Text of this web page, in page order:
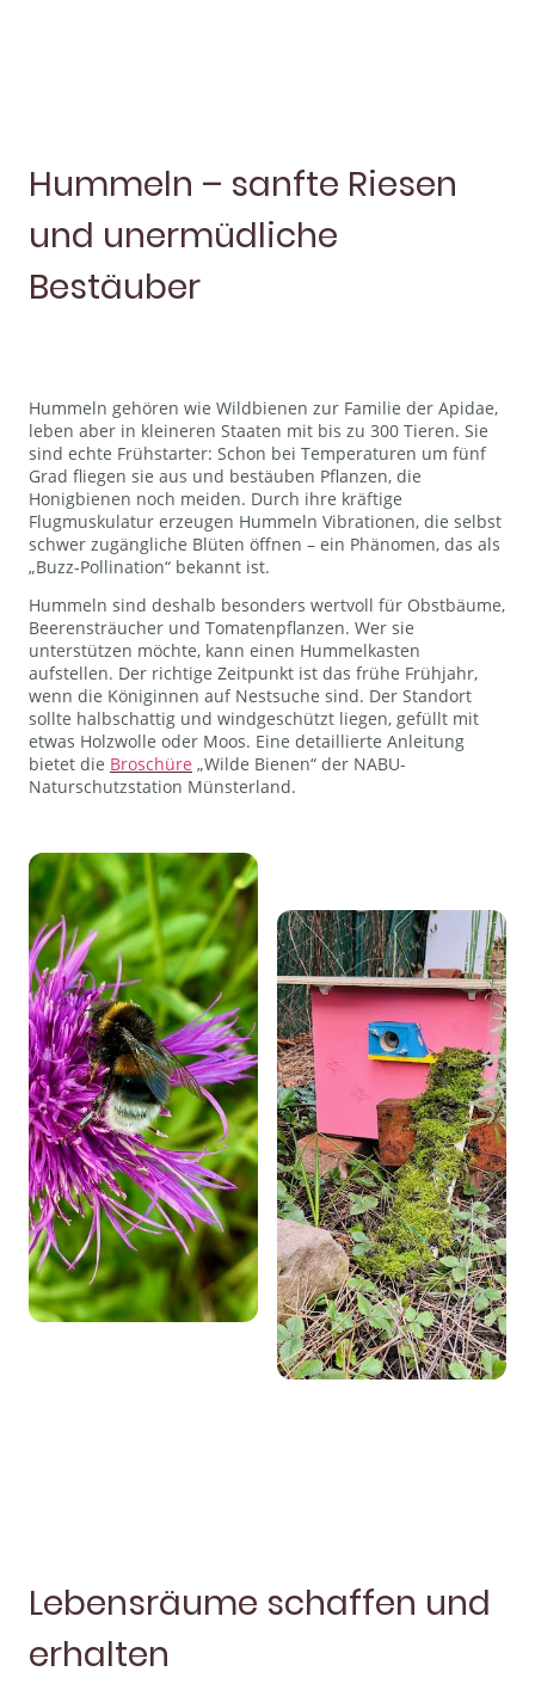
Hummeln – sanfte Riesen
und unermüdliche
Bestäuber
Hummeln gehören wie Wildbienen zur Familie der Apidae,
leben aber in kleineren Staaten mit bis zu 300 Tieren. Sie
sind echte Frühstarter: Schon bei Temperaturen um fünf
Grad fliegen sie aus und bestäuben Pflanzen, die
Honigbienen noch meiden. Durch ihre kräftige
Flugmuskulatur erzeugen Hummeln Vibrationen, die selbst
schwer zugängliche Blüten öffnen – ein Phänomen, das als
„Buzz-Pollination“ bekannt ist.
Hummeln sind deshalb besonders wertvoll für Obstbäume,
Beerensträucher und Tomatenpflanzen. Wer sie
unterstützen möchte, kann einen Hummelkasten
aufstellen. Der richtige Zeitpunkt ist das frühe Frühjahr,
wenn die Königinnen auf Nestsuche sind. Der Standort
sollte halbschattig und windgeschützt liegen, gefüllt mit
etwas Holzwolle oder Moos. Eine detaillierte Anleitung
bietet die Broschüre „Wilde Bienen“ der NABU-
Naturschutzstation Münsterland.
Lebensräume schaffen und
erhalten